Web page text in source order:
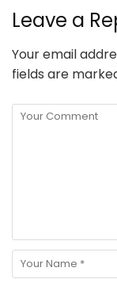
Leave a
Your email
fields are